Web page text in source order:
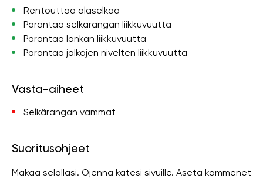
Rentouttaa alaselkää
Parantaa selkärangan liikkuvuutta
Parantaa lonkan liikkuvuutta
Parantaa jalkojen nivelten liikkuvuutta
Vasta-aiheet
Selkärangan vammat
Suoritusohjeet
Makaa selälläsi. Ojenna kätesi sivuille. Aseta kämmenet